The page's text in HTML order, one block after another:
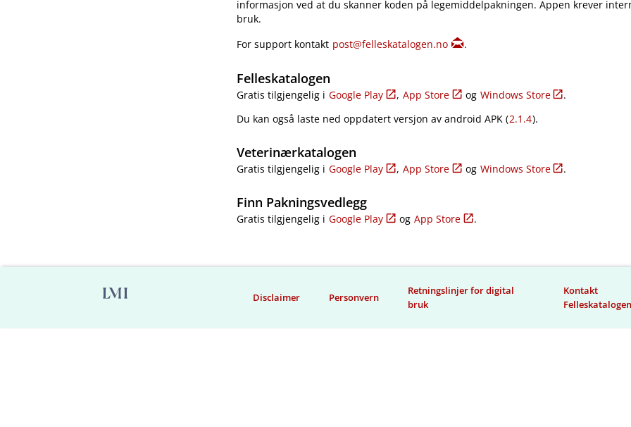
informasjon ved at du skanner koden på legemiddelpakningen. Appen krever
bruk.
For support kontakt post@felleskatalogen.no .
Felleskatalogen
Gratis tilgjengelig i Google Play , App Store og Windows Store
.
Du kan også laste ned oppdatert versjon av android APK (2.1.4).
Veterinærkatalogen
Gratis tilgjengelig i Google Play , App Store og Windows Store .
Finn Pakningsvedlegg
Gratis tilgjengelig i Google Play og App Store .
Disclaimer Personvern
Retningslinjer for digital
bruk
Kontakt
Felleskatalogen